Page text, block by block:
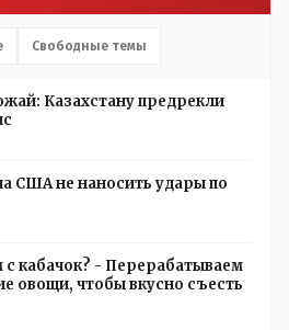
в популяции соответствующих
Свободные темы
Казахстану предрекли
США не наносить удары по
кабачок? - Перерабатываем
овощи, чтобы вкусно съесть